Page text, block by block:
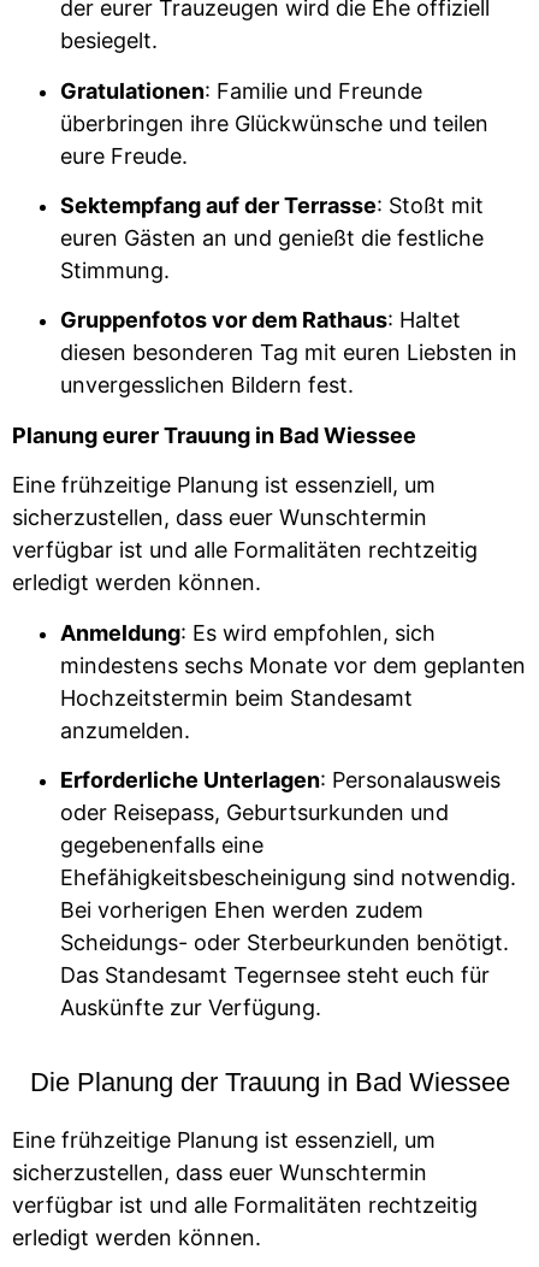
der eurer Trauzeugen wird die Ehe offiziell
besiegelt.
Gratulationen: Familie und Freunde
überbringen ihre Glückwünsche und teilen
eure Freude.
Sektempfang auf der Terrasse: Stoßt mit
euren Gästen an und genießt die festliche
Stimmung.
Gruppenfotos vor dem Rathaus: Haltet
diesen besonderen Tag mit euren Liebsten in
unvergesslichen Bildern fest.
Planung eurer Trauung in Bad Wiessee
Eine frühzeitige Planung ist essenziell, um
sicherzustellen, dass euer Wunschtermin
verfügbar ist und alle Formalitäten rechtzeitig
erledigt werden können.
Anmeldung: Es wird empfohlen, sich
mindestens sechs Monate vor dem geplanten
Hochzeitstermin beim Standesamt
anzumelden.
Erforderliche Unterlagen: Personalausweis
oder Reisepass, Geburtsurkunden und
gegebenenfalls eine
Ehefähigkeitsbescheinigung sind notwendig.
Bei vorherigen Ehen werden zudem
Scheidungs- oder Sterbeurkunden benötigt.
Das Standesamt Tegernsee steht euch für
Auskünfte zur Verfügung.
Die Planung der Trauung in Bad Wiessee
Eine frühzeitige Planung ist essenziell, um
sicherzustellen, dass euer Wunschtermin
verfügbar ist und alle Formalitäten rechtzeitig
erledigt werden können.